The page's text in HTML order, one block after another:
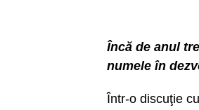
Încă de anul
numele în
Într-o discuţie